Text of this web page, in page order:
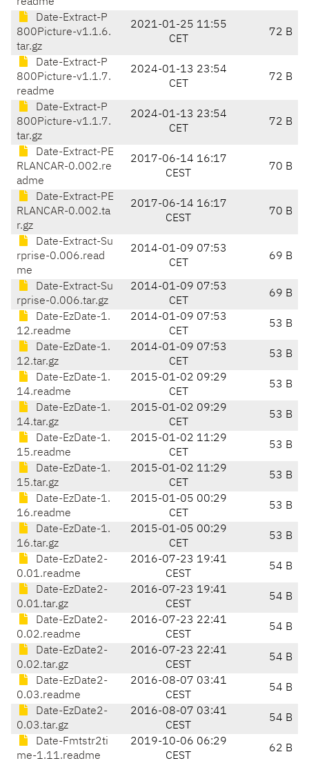
Date-Extract-P
800Picture-v1.1.6.
tar.gz
2021-01-25 11:55
CET
72 B
Date-Extract-P
800Picture-v1.1.7.
readme
2024-01-13 23:54
CET
72 B
Date-Extract-P
800Picture-v1.1.7.
tar.gz
2024-01-13 23:54
CET
72 B
Date-Extract-PE
RLANCAR-0.002.re
adme
2017-06-14 16:17
CEST
70 B
Date-Extract-PE
RLANCAR-0.002.ta
r.gz
2017-06-14 16:17
CEST
70 B
Date-Extract-Su
rprise-0.006.read
me
2014-01-09 07:53
CET
69 B
Date-Extract-Su
rprise-0.006.tar.gz
2014-01-09 07:53
CET
69 B
Date-EzDate-1.
12.readme
2014-01-09 07:53
CET
53 B
Date-EzDate-1.
12.tar.gz
2014-01-09 07:53
CET
53 B
Date-EzDate-1.
14.readme
2015-01-02 09:29
CET
53 B
Date-EzDate-1.
14.tar.gz
2015-01-02 09:29
CET
53 B
Date-EzDate-1.
15.readme
2015-01-02 11:29
CET
53 B
Date-EzDate-1.
15.tar.gz
2015-01-02 11:29
CET
53 B
Date-EzDate-1.
16.readme
2015-01-05 00:29
CET
53 B
Date-EzDate-1.
16.tar.gz
2015-01-05 00:29
CET
53 B
Date-EzDate2-
0.01.readme
2016-07-23 19:41
CEST
54 B
Date-EzDate2-
0.01.tar.gz
2016-07-23 19:41
CEST
54 B
Date-EzDate2-
0.02.readme
2016-07-23 22:41
CEST
54 B
Date-EzDate2-
0.02.tar.gz
2016-07-23 22:41
CEST
54 B
Date-EzDate2-
0.03.readme
2016-08-07 03:41
CEST
54 B
Date-EzDate2-
0.03.tar.gz
2016-08-07 03:41
CEST
54 B
Date-Fmtstr2ti
me-1.11.readme
2019-10-06 06:29
CEST
62 B